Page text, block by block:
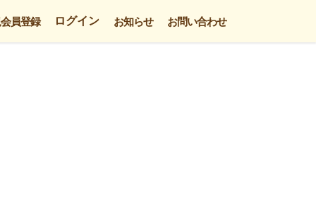
員登録 ログイン お知らせ お問い合わせ